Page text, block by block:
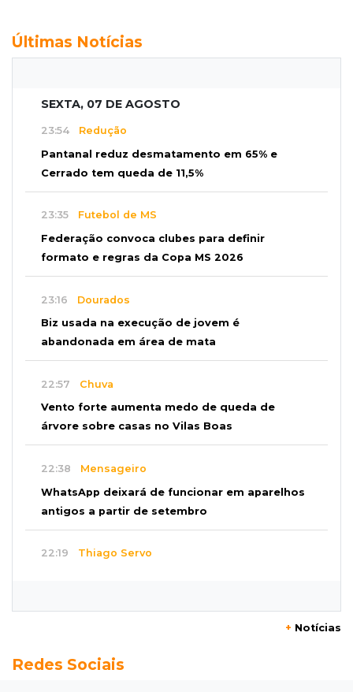
Últimas Notícias
SEXTA, 07 DE AGOSTO
23:54 Redução
Pantanal reduz desmatamento em 65% e
Cerrado tem queda de 11,5%
23:35 Futebol de MS
Federação convoca clubes para definir
formato e regras da Copa MS 2026
23:16 Dourados
Biz usada na execução de jovem é
abandonada em área de mata
22:57 Chuva
Vento forte aumenta medo de queda de
árvore sobre casas no Vilas Boas
22:38 Mensageiro
WhatsApp deixará de funcionar em aparelhos
antigos a partir de setembro
22:19 Thiago Servo
Semana vai começar com 909 novas
+ Notícias
Redes Sociais